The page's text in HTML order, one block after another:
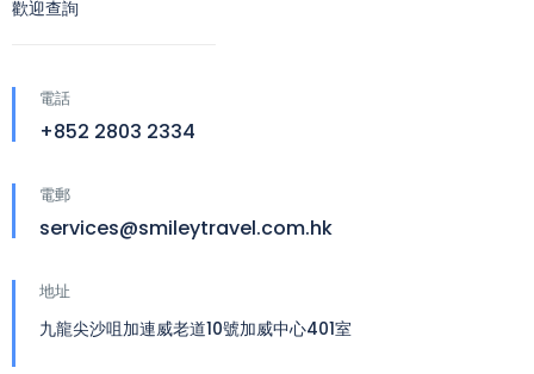
歡迎查詢
電話
+852 2803 2334
電郵
services@smileytravel.com.hk
地址
九龍尖沙咀加連威老道10號加威中心401室